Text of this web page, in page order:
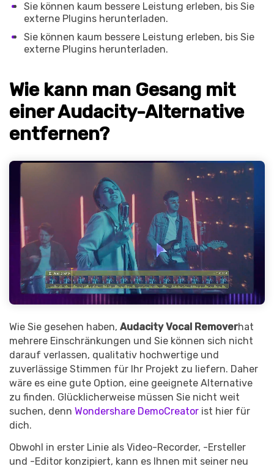
Sie können kaum bessere Leistung erleben, bis Sie
externe Plugins herunterladen.
Sie können kaum bessere Leistung erleben, bis Sie
externe Plugins herunterladen.
Wie kann man Gesang mit
einer Audacity-Alternative
entfernen?
Wie Sie gesehen haben, Audacity Vocal Removerhat
mehrere Einschränkungen und Sie können sich nicht
darauf verlassen, qualitativ hochwertige und
zuverlässige Stimmen für Ihr Projekt zu liefern. Daher
wäre es eine gute Option, eine geeignete Alternative
zu finden. Glücklicherweise müssen Sie nicht weit
suchen, denn Wondershare DemoCreator ist hier für
dich.
Obwohl in erster Linie als Video-Recorder, -Ersteller
und -Editor konzipiert, kann es Ihnen mit seiner neu